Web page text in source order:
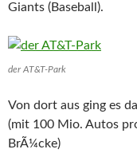
Giants (Baseball).
der AT&T-Park
Von dort aus ging es
(mit 100 Mio. Autos
BrÃ¼cke)